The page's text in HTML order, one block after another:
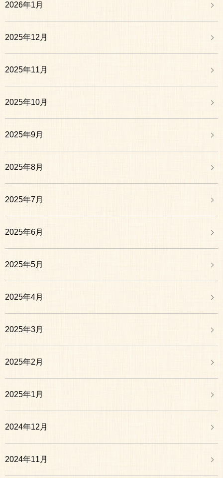
2026年1月
2025年12月
2025年11月
2025年10月
2025年9月
2025年8月
2025年7月
2025年6月
2025年5月
2025年4月
2025年3月
2025年2月
2025年1月
2024年12月
2024年11月